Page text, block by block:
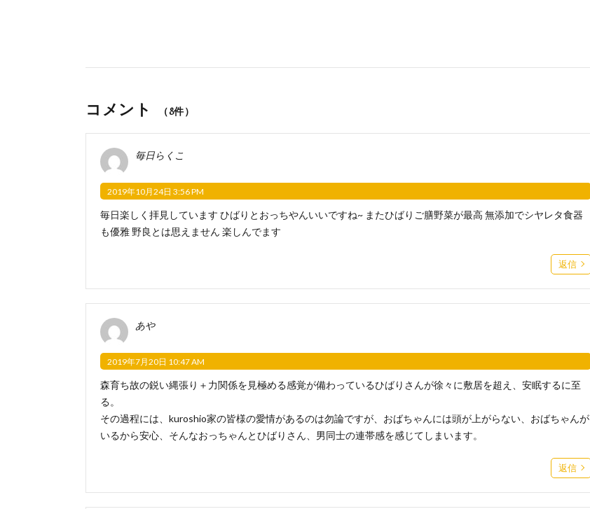
コメント （8件）
毎日らくこ
2019年10月24日 3:56 PM
毎日楽しく拝見しています ひばりとおっちやんいいですね~ またひばりご膳野菜が最高 無添加でシヤレタ食器
も優雅 野良とは思えません 楽しんでます
返信
あや
2019年7月20日 10:47 AM
森育ち故の鋭い縄張り＋力関係を見極める感覚が備わっているひばりさんが徐々に敷居を超え、安眠するに至
る。
その過程には、kuroshio家の皆様の愛情があるのは勿論ですが、おばちゃんには頭が上がらない、おばちゃんが
いるから安心、そんなおっちゃんとひばりさん、男同士の連帯感を感じてしまいます。
返信